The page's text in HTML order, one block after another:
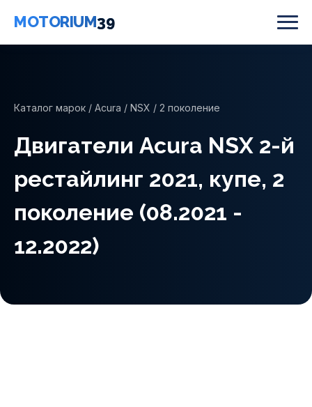
MOTORIUM39
Каталог марок / Acura / NSX / 2 поколение
Двигатели Acura NSX 2-й
рестайлинг 2021, купе, 2
поколение (08.2021 -
12.2022)